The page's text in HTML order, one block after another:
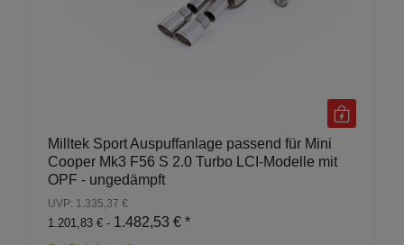
Milltek Sport Auspuffanlage passend für Mini
Cooper Mk3 F56 S 2.0 Turbo LCI-Modelle mit
OPF - ungedämpft
UVP: 1.335,37 €
1.201,83 € - 1.482,53 € *